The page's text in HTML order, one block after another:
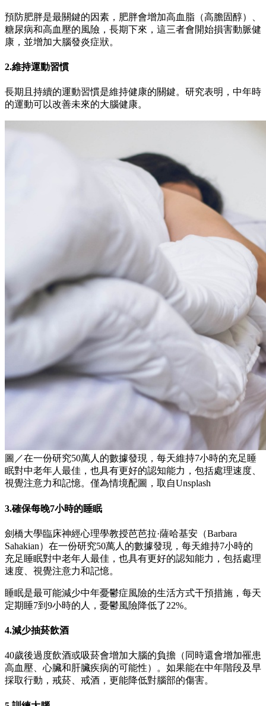
預防肥胖是最關鍵的因素，肥胖會增加高血脂（高膽固醇）、
糖尿病和高血壓的風險，長期下來，這三者會開始損害動脈健
康，並增加大腦發炎症狀。
2.維持運動習慣
長期且持續的運動習慣是維持健康的關鍵。研究表明，中年時
的運動可以改善未來的大腦健康。
圖／在一份研究50萬人的數據發現，每天維持7小時的充足睡
眠對中老年人最佳，也具有更好的認知能力，包括處理速度、
視覺注意力和記憶。僅為情境配圖，取自Unsplash
3.確保每晚7小時的睡眠
劍橋大學臨床神經心理學教授芭芭拉·薩哈基安（Barbara
Sahakian）在一份研究50萬人的數據發現，每天維持7小時的
充足睡眠對中老年人最佳，也具有更好的認知能力，包括處理
速度、視覺注意力和記憶。
睡眠是最可能減少中年憂鬱症風險的生活方式干預措施，每天
定期睡7到9小時的人，憂鬱風險降低了22%。
4.減少抽菸飲酒
40歲後過度飲酒或吸菸會增加大腦的負擔（同時還會增加罹患
高血壓、心臟和肝臟疾病的可能性）。如果能在中年階段及早
採取行動，戒菸、戒酒，更能降低對腦部的傷害。